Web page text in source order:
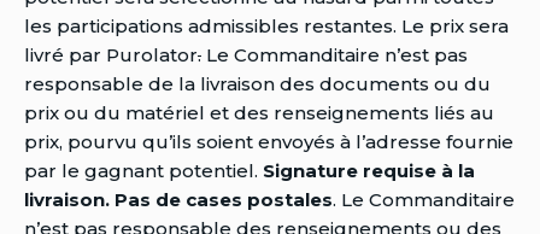
les participations admissibles restantes. Le prix sera
livré par Purolator. Le Commanditaire n’est pas
responsable de la livraison des documents ou du
prix ou du matériel et des renseignements liés au
prix, pourvu qu’ils soient envoyés à l’adresse fournie
par le gagnant potentiel. Signature requise à la
livraison. Pas de cases postales. Le Commanditaire
n’est pas responsable des renseignements ou des